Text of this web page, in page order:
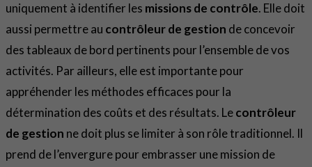
uniquement à identifier les missions de contrôle. Elle doit
aussi permettre au contrôleur de gestion de concevoir
des tableaux de bord pertinents pour l’ensemble de vos
activités. Par ailleurs, elle est importante pour
appréhender les méthodes efficaces pour la
détermination des coûts et des résultats. Lecontrôleur
de gestion ne doit plus se limiter à son rôle traditionnel. Il
prend de l’envergure pour embrasser une mission de